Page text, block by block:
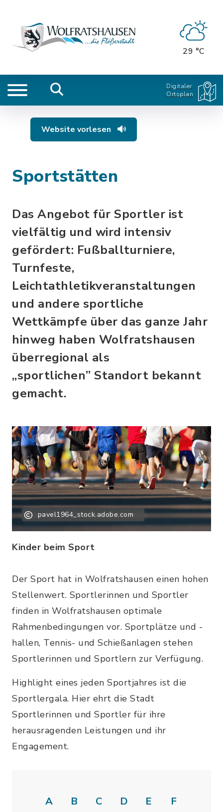
29 °C
Digitaler
Ortsplan
Website vorlesen
Sportstätten
Das Angebot für Sportler ist
vielfältig und wird intensiv
gefördert: Fußballturniere,
Turnfeste,
Leichtathletikveranstaltungen
und andere sportliche
Wettkämpfe über das ganze Jahr
hinweg haben Wolfratshausen
überregional als
„sportlichen” Standort bekannt
gemacht.
pavel1964_stock.adobe.com
Kinder beim Sport
Der Sport hat in Wolfratshausen einen hohen
Stellenwert. Sportlerinnen und Sportler
finden in Wolfratshausen optimale
Rahmenbedingungen vor. Sportplätze und -
hallen, Tennis- und Schießanlagen stehen
Sportlerinnen und Sportlern zur Verfügung.
Highlight eines jeden Sportjahres ist die
Sportlergala. Hier ehrt die Stadt
Sportlerinnen und Sportler für ihre
herausragenden Leistungen und ihr
Engagement.
A B C D E
F